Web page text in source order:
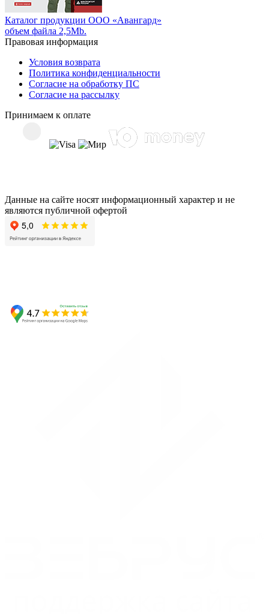
Каталог продукции ООО «Авангард»
объем файла 2,5Mb.
Правовая информация
Условия возврата
Политика конфиденциальности
Согласие на обработку ПС
Согласие на рассылку
Принимаем к оплате
Данные на сайте носят информационный характер и не
являются публичной офертой